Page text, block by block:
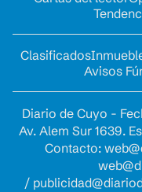
Clasificados
Avisos
Diario de Cuyo -
Av. Alem Sur 1639.
Contacto:
/